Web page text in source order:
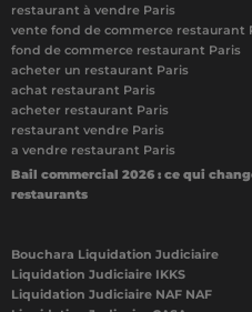
restaurant à vendre Paris
vente fond de commerce restaurant
fond de commerce restaurant Paris
acheter un restaurant Paris
achat restaurant Paris
acheter restaurant Paris
restaurant vendre Paris
a vendre restaurant Paris
Bail commercial 2026 : ce qui
restaurants
Bouchara Liquidation Judiciaire
Liquidation Judiciaire IKKS
Liquidation Judiciaire NAF NAF